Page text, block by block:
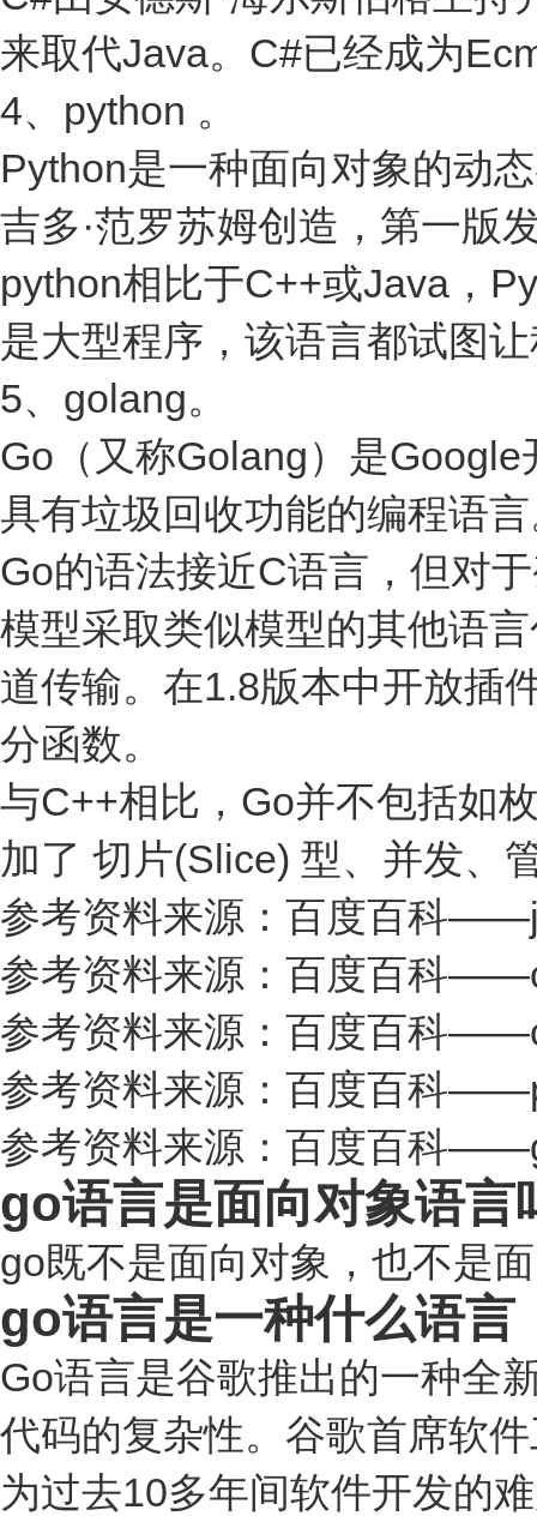
来取代Java。C#已经成为
4、python 。
Python是一种面向对象的动
吉多·范罗苏姆创造，第一版
python相比于C++或Java，
是大型程序，该语言都试图
5、golang。
Go（又称Golang）是
具有垃圾回收功能的编程语
Go的语法接近C语言，但对
模型采取类似模型的其他语
道传输。在1.8版本中开放插
分函数。
与C++相比，Go并不包括如
加了 切片(Slice) 型、并发、
参考资料来源：百度百科
参考资料来源：百度百科
参考资料来源：百度百科
参考资料来源：百度百科
参考资料来源：百度百科
go语言是面向对象语言
go既不是面向对象，也不是
go语言是一种什么语言
Go语言是谷歌推出的一种全
代码的复杂性。谷歌首席软
为过去10多年间软件开发的